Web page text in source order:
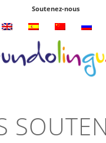
Soutenez-nous